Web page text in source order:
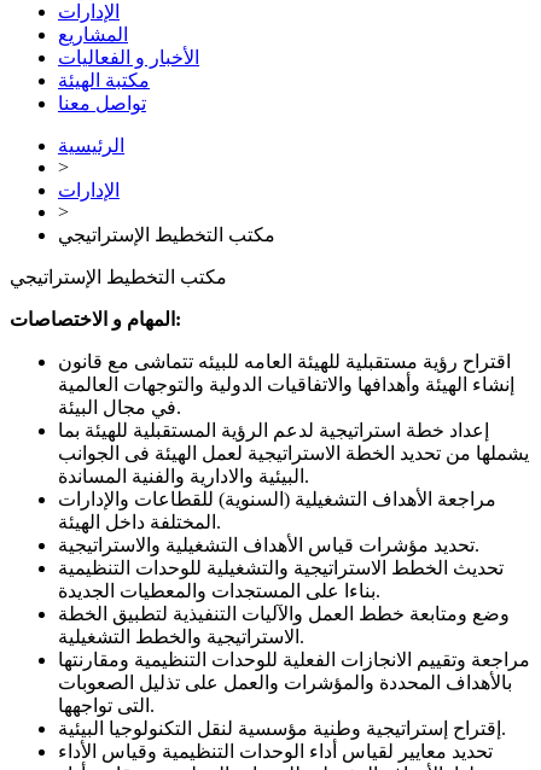
الإدارات
المشاريع
الأخبار و الفعاليات
مكتبة الهيئة
تواصل معنا
الرئيسية
>
الإدارات
>
مكتب التخطيط الإستراتيجي
مكتب التخطيط الإستراتيجي
المهام و الاختصاصات:
اقتراح رؤية مستقبلية للهيئة العامه للبيئه تتماشى مع قانون
إنشاء الهيئة وأهدافها والاتفاقيات الدولية والتوجهات العالمية
في مجال البيئة.
إعداد خطة استراتيجية لدعم الرؤية المستقبلية للهيئة بما
يشملها من تحديد الخطة الاستراتيجية لعمل الهيئة فى الجوانب
البيئية والادارية والفنية المساندة.
مراجعة الأهداف التشغيلية (السنوية) للقطاعات والإدارات
المختلفة داخل الهيئة.
تحديد مؤشرات قياس الأهداف التشغيلية والاستراتيجية.
تحديث الخطط الاستراتيجية والتشغيلية للوحدات التنظيمية
بناءا على المستجدات والمعطيات الجديدة.
وضع ومتابعة خطط العمل والآليات التنفيذية لتطبيق الخطة
الاستراتيجية والخطط التشغيلية.
مراجعة وتقييم الانجازات الفعلية للوحدات التنظيمية ومقارنتها
بالأهداف المحددة والمؤشرات والعمل على تذليل الصعوبات
التى تواجهها.
إقتراح إستراتيجية وطنية مؤسسية لنقل التكنولوجيا البيئية.
تحديد معايير لقياس أداء الوحدات التنظيمية وقياس الأداء